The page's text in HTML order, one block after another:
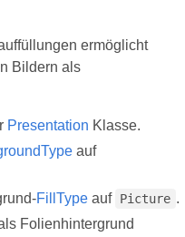
ermöglicht
Bildern als
Presentation Klasse.
auf
FillType auf Picture .
Folienhintergrund